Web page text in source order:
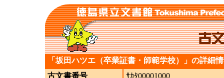
「坂田ハツエ（卒業証書・師範学校）」の詳細
古文書番号
ｻｶﾀ00001000